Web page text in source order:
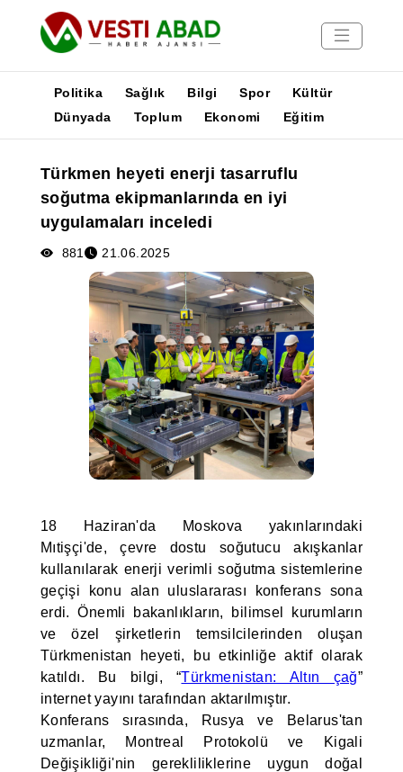
Yayınlar
Medya
Poster
Politika Sağlık Bilgi Spor
Kültür
Dünyada
Toplum Ekonomi Eğitim
Türkmen heyeti enerji tasarruflu
soğutma ekipmanlarında en iyi
uygulamaları inceledi
881 21.06.2025
18 Haziran'da Moskova yakınlarındaki
Mıtişçi'de, çevre dostu soğutucu akışkanlar
kullanılarak enerji verimli soğutma sistemlerine
geçişi konu alan uluslararası konferans sona
erdi. Önemli bakanlıkların, bilimsel kurumların
ve özel şirketlerin temsilcilerinden oluşan
Türkmenistan heyeti, bu etkinliğe aktif olarak
katıldı. Bu bilgi, “Türkmenistan: Altın çağ”
internet yayını tarafından aktarılmıştır.
Konferans sırasında, Rusya ve Belarus'tan
uzmanlar, Montreal Protokolü ve Kigali
Değişikliği'nin gerekliliklerine uygun doğal